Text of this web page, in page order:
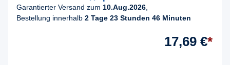
Garantierter Versand zum 10.Aug.2026
Bestellung innerhalb 2 Tage 23 Stunden 46 Minuten
17,69 €*